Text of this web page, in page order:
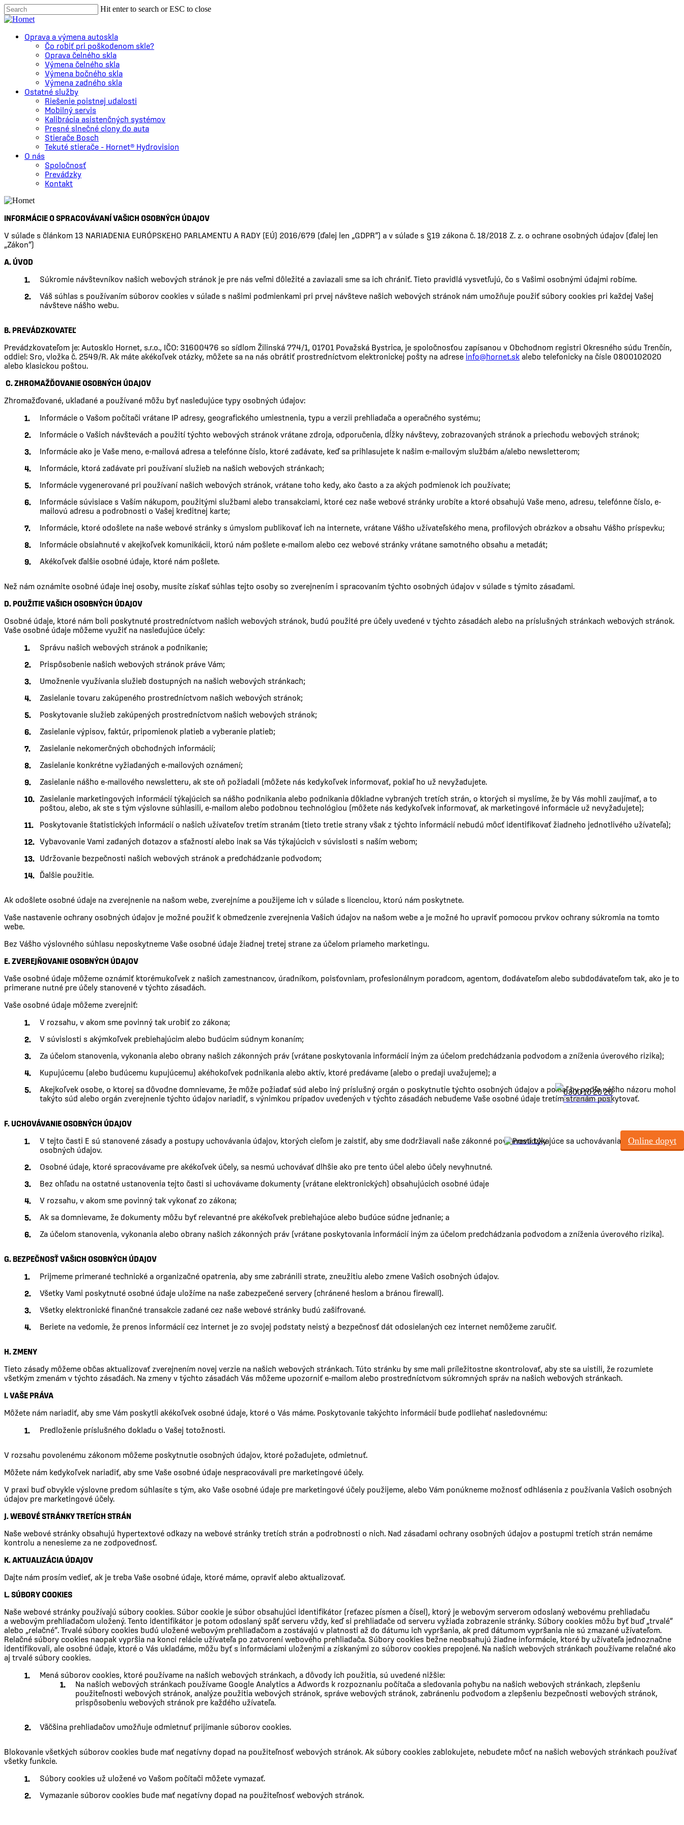
Skip
to
content
Hit enter to search or ESC to close
Close
Prevádzky
0800 10 20 20
Po - Pi 8:00 - 16:30
Online dopyt
Menu
Oprava a výmena autoskla
Čo robiť pri poškodenom skle?
Oprava čelného skla
Výmena čelného skla
Výmena bočného skla
Výmena zadného skla
Ostatné služby
Riešenie poistnej udalosti
Mobilný servis
Kalibrácia asistenčných systémov
Presné slnečné clony do auta
Stierače Bosch
Tekuté stierače – Hornet® Hydrovision
O nás
Spoločnosť
Prevádzky
Kontakt
INFORMÁCIE O SPRACOVÁVANÍ VAŠICH OSOBNÝCH ÚDAJOV
V súlade s článkom 13 NARIADENIA EURÓPSKEHO PARLAMENTU A RADY (EÚ) 2016/679 (ďalej len „GDPR“) a v súlade s §19 zákona č. 18/2018 Z. z. o ochrane osobných údajov (ďalej len
„Zákon“)
A. ÚVOD
Súkromie návštevníkov našich webových stránok je pre nás veľmi dôležité a zaviazali sme sa ich chrániť. Tieto pravidlá vysvetľujú, čo s Vašimi osobnými údajmi robíme.
Váš súhlas s používaním súborov cookies v súlade s našimi podmienkami pri prvej návšteve našich webových stránok nám umožňuje použiť súbory cookies pri každej Vašej
návšteve nášho webu.
B. PREVÁDZKOVATEĽ
Prevádzkovateľom je: Autosklo Hornet, s.r.o., IČO: 31600476 so sídlom Žilinská 774/1, 01701 Považská Bystrica, je spoločnosťou zapísanou v Obchodnom registri Okresného súdu Trenčín,
oddiel: Sro, vložka č. 2549/R. Ak máte akékoľvek otázky, môžete sa na nás obrátiť prostredníctvom elektronickej pošty na adrese info@hornet.sk alebo telefonicky na čísle 0800102020
alebo klasickou poštou.
C.ZHROMAŽĎOVANIE OSOBNÝCH ÚDAJOV
Zhromažďované, ukladané a používané môžu byť nasledujúce typy osobných údajov:
Informácie o Vašom počítači vrátane IP adresy, geografického umiestnenia, typu a verzii prehliadača a operačného systému;
Informácie o Vašich návštevách a použití týchto webových stránok vrátane zdroja, odporučenia, dĺžky návštevy, zobrazovaných stránok a priechodu webových stránok;
Informácie ako je Vaše meno, e-mailová adresa a telefónne číslo, ktoré zadávate, keď sa prihlasujete k našim e-mailovým službám a/alebo newsletterom;
Informácie, ktorá zadávate pri používaní služieb na našich webových stránkach;
Informácie vygenerované pri používaní našich webových stránok, vrátane toho kedy, ako často a za akých podmienok ich používate;
Informácie súvisiace s Vaším nákupom, použitými službami alebo transakciami, ktoré cez naše webové stránky urobíte a ktoré obsahujú Vaše meno, adresu, telefónne číslo, e-
mailovú adresu a podrobnosti o Vašej kreditnej karte;
Informácie, ktoré odošlete na naše webové stránky s úmyslom publikovať ich na internete, vrátane Vášho užívateľského mena, profilových obrázkov a obsahu Vášho príspevku;
Informácie obsiahnuté v akejkoľvek komunikácii, ktorú nám pošlete e-mailom alebo cez webové stránky vrátane samotného obsahu a metadát;
Akékoľvek ďalšie osobné údaje, ktoré nám pošlete.
Než nám oznámite osobné údaje inej osoby, musíte získať súhlas tejto osoby so zverejnením i spracovaním týchto osobných údajov v súlade s týmito zásadami.
D. POUŽITIE VAŠICH OSOBNÝCH ÚDAJOV
Osobné údaje, ktoré nám boli poskytnuté prostredníctvom našich webových stránok, budú použité pre účely uvedené v týchto zásadách alebo na príslušných stránkach webových stránok.
Vaše osobné údaje môžeme využiť na nasledujúce účely:
Správu našich webových stránok a podnikanie;
Prispôsobenie našich webových stránok práve Vám;
Umožnenie využívania služieb dostupných na našich webových stránkach;
Zasielanie tovaru zakúpeného prostredníctvom našich webových stránok;
Poskytovanie služieb zakúpených prostredníctvom našich webových stránok;
Zasielanie výpisov, faktúr, pripomienok platieb a vyberanie platieb;
Zasielanie nekomerčných obchodných informácií;
Zasielanie konkrétne vyžiadaných e-mailových oznámení;
Zasielanie nášho e-mailového newsletteru, ak ste oň požiadali (môžete nás kedykoľvek informovať, pokiaľ ho už nevyžadujete.
Zasielanie marketingových informácií týkajúcich sa nášho podnikania alebo podnikania dôkladne vybraných tretích strán, o ktorých si myslíme, že by Vás mohli zaujímať, a to
poštou, alebo, ak ste s tým výslovne súhlasili, e-mailom alebo podobnou technológiou (môžete nás kedykoľvek informovať, ak marketingové informácie už nevyžadujete);
Poskytovanie štatistických informácií o našich užívateľov tretím stranám (tieto tretie strany však z týchto informácií nebudú môcť identifikovať žiadneho jednotlivého užívateľa);
Vybavovanie Vami zadaných dotazov a sťažností alebo inak sa Vás týkajúcich v súvislosti s naším webom;
Udržovanie bezpečnosti našich webových stránok a predchádzanie podvodom;
Ďalšie použitie.
Ak odošlete osobné údaje na zverejnenie na našom webe, zverejníme a použijeme ich v súlade s licenciou, ktorú nám poskytnete.
Vaše nastavenie ochrany osobných údajov je možné použiť k obmedzenie zverejnenia Vašich údajov na našom webe a je možné ho upraviť pomocou prvkov ochrany súkromia na tomto
webe.
Bez Vášho výslovného súhlasu neposkytneme Vaše osobné údaje žiadnej tretej strane za účelom priameho marketingu.
E. ZVEREJŇOVANIE OSOBNÝCH ÚDAJOV
Vaše osobné údaje môžeme oznámiť ktorémukoľvek z našich zamestnancov, úradníkom, poisťovniam, profesionálnym poradcom, agentom, dodávateľom alebo subdodávateľom tak, ako je to
primerane nutné pre účely stanovené v týchto zásadách.
Vaše osobné údaje môžeme zverejniť:
V rozsahu, v akom sme povinný tak urobiť zo zákona;
V súvislosti s akýmkoľvek prebiehajúcim alebo budúcim súdnym konaním;
Za účelom stanovenia, vykonania alebo obrany našich zákonných práv (vrátane poskytovania informácií iným za účelom predchádzania podvodom a zníženia úverového rizika);
Kupujúcemu (alebo budúcemu kupujúcemu) akéhokoľvek podnikania alebo aktív, ktoré predávame (alebo o predaji uvažujeme); a
Akejkoľvek osobe, o ktorej sa dôvodne domnievame, že môže požiadať súd alebo iný príslušný orgán o poskytnutie týchto osobných údajov a pokiaľ by podľa nášho názoru mohol
takýto súd alebo orgán zverejnenie týchto údajov nariadiť, s výnimkou prípadov uvedených v týchto zásadách nebudeme Vaše osobné údaje tretím stranám poskytovať.
F. UCHOVÁVANIE OSOBNÝCH ÚDAJOV
V tejto časti E sú stanovené zásady a postupy uchovávania údajov, ktorých cieľom je zaistiť, aby sme dodržiavali naše zákonné povinnosti týkajúce sa uchovávania a mazania
osobných údajov.
Osobné údaje, ktoré spracovávame pre akékoľvek účely, sa nesmú uchovávať dlhšie ako pre tento účel alebo účely nevyhnutné.
Bez ohľadu na ostatné ustanovenia tejto časti si uchovávame dokumenty (vrátane elektronických) obsahujúcich osobné údaje
V rozsahu, v akom sme povinný tak vykonať zo zákona;
Ak sa domnievame, že dokumenty môžu byť relevantné pre akékoľvek prebiehajúce alebo budúce súdne jednanie; a
Za účelom stanovenia, vykonania alebo obrany našich zákonných práv (vrátane poskytovania informácií iným za účelom predchádzania podvodom a zníženia úverového rizika).
G. BEZPEČNOSŤ VAŠICH OSOBNÝCH ÚDAJOV
Prijmeme primerané technické a organizačné opatrenia, aby sme zabránili strate, zneužitiu alebo zmene Vašich osobných údajov.
Všetky Vami poskytnuté osobné údaje uložíme na naše zabezpečené servery (chránené heslom a bránou firewall).
Všetky elektronické finančné transakcie zadané cez naše webové stránky budú zašifrované.
Beriete na vedomie, že prenos informácií cez internet je zo svojej podstaty neistý a bezpečnosť dát odosielaných cez internet nemôžeme zaručiť.
H. ZMENY
Tieto zásady môžeme občas aktualizovať zverejnením novej verzie na našich webových stránkach. Túto stránku by sme mali príležitostne skontrolovať, aby ste sa uistili, že rozumiete
všetkým zmenám v týchto zásadách. Na zmeny v týchto zásadách Vás môžeme upozorniť e-mailom alebo prostredníctvom súkromných správ na našich webových stránkach.
I. VAŠE PRÁVA
Môžete nám nariadiť, aby sme Vám poskytli akékoľvek osobné údaje, ktoré o Vás máme. Poskytovanie takýchto informácií bude podliehať nasledovnému:
Predloženie príslušného dokladu o Vašej totožnosti.
V rozsahu povolenému zákonom môžeme poskytnutie osobných údajov, ktoré požadujete, odmietnuť.
Môžete nám kedykoľvek nariadiť, aby sme Vaše osobné údaje nespracovávali pre marketingové účely.
V praxi buď obvykle výslovne predom súhlasíte s tým, ako Vaše osobné údaje pre marketingové účely použijeme, alebo Vám ponúkneme možnosť odhlásenia z používania Vašich osobných
údajov pre marketingové účely.
J. WEBOVÉ STRÁNKY TRETÍCH STRÁN
Naše webové stránky obsahujú hypertextové odkazy na webové stránky tretích strán a podrobnosti o nich. Nad zásadami ochrany osobných údajov a postupmi tretích strán nemáme
kontrolu a nenesieme za ne zodpovednosť.
K. AKTUALIZÁCIA ÚDAJOV
Dajte nám prosím vedieť, ak je treba Vaše osobné údaje, ktoré máme, opraviť alebo aktualizovať.
L. SÚBORY COOKIES
Naše webové stránky používajú súbory cookies. Súbor cookie je súbor obsahujúci identifikátor (reťazec písmen a čísel), ktorý je webovým serverom odoslaný webovému prehliadaču
a webovým prehliadačom uložený. Tento identifikátor je potom odoslaný späť serveru vždy, keď si prehliadače od serveru vyžiada zobrazenie stránky. Súbory cookies môžu byť buď „trvalé“
alebo „relačné“. Trvalé súbory cookies budú uložené webovým prehliadačom a zostávajú v platnosti až do dátumu ich vypršania, ak pred dátumom vypršania nie sú zmazané užívateľom.
Relačné súbory cookies naopak vypršia na konci relácie užívateľa po zatvorení webového prehliadača. Súbory cookies bežne neobsahujú žiadne informácie, ktoré by užívateľa jednoznačne
identifikovali, ale osobné údaje, ktoré o Vás ukladáme, môžu byť s informáciami uloženými a získanými zo súborov cookies prepojené. Na našich webových stránkach používame relačné ako
aj trvalé súbory cookies.
Mená súborov cookies, ktoré používame na našich webových stránkach, a dôvody ich použitia, sú uvedené nižšie:
Na našich webových stránkach používame Google Analytics a Adwords k rozpoznaniu počítača a sledovania pohybu na našich webových stránkach, zlepšeniu
použiteľnosti webových stránok, analýze použitia webových stránok, správe webových stránok, zabráneniu podvodom a zlepšeniu bezpečnosti webových stránok,
prispôsobeniu webových stránok pre každého užívateľa.
Väčšina prehliadačov umožňuje odmietnuť prijímanie súborov cookies.
Blokovanie všetkých súborov cookies bude mať negatívny dopad na použiteľnosť webových stránok. Ak súbory cookies zablokujete, nebudete môcť na našich webových stránkach používať
všetky funkcie.
Súbory cookies už uložené vo Vašom počítači môžete vymazať.
Vymazanie súborov cookies bude mať negatívny dopad na použiteľnosť webových stránok.